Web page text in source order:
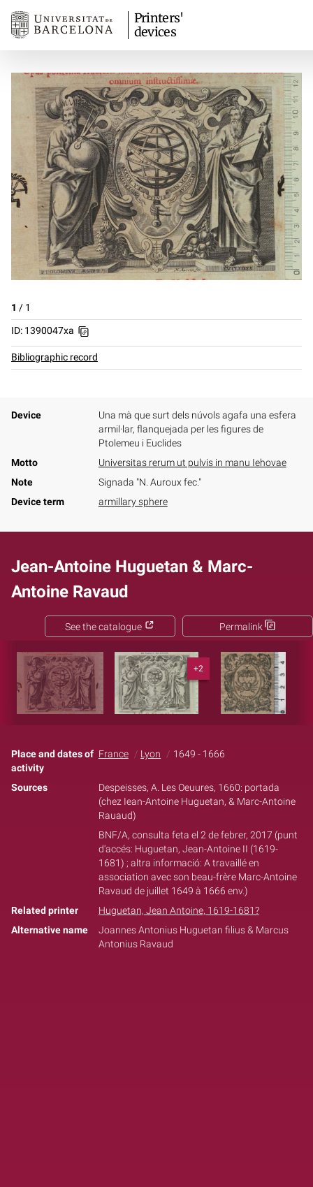
Printers'
devices
1 / 1
ID: 1390047xa
Bibliographic record
Device
Una mà que surt dels núvols agafa una esfera
armil·lar, flanquejada per les figures de
Ptolemeu i Euclides
Motto
Universitas rerum ut pulvis in manu Iehovae
Note
Signada "N. Auroux fec."
Device term
armillary sphere
Jean-Antoine Huguetan & Marc-
Antoine Ravaud
Permalink
See the catalogue
+2
Place and dates of
activity
France Lyon 1649 - 1666
Sources
Despeisses, A. Les Oeuures, 1660: portada
(chez Iean-Antoine Huguetan, & Marc-Antoine
Rauaud)
BNF/A, consulta feta el 2 de febrer, 2017 (punt
d'accés: Huguetan, Jean-Antoine II (1619-
1681) ; altra informació: A travaillé en
association avec son beau-frère Marc-Antoine
Ravaud de juillet 1649 à 1666 env.)
Related printer
Huguetan, Jean Antoine, 1619-1681?
Alternative name
Joannes Antonius Huguetan filius & Marcus
Antonius Ravaud